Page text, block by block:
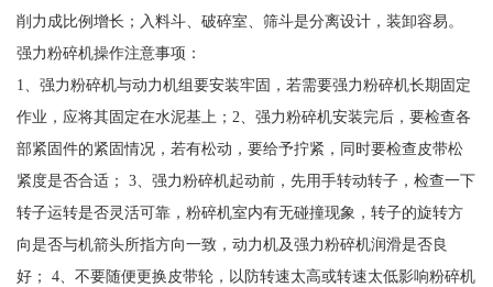
削力成比例增长；入料斗、破碎室、筛斗是分离设计，装卸容易。
强力粉碎机操作注意事项：
1、强力粉碎机与动力机组要安装牢固，若需要强力粉碎机长期固定
作业，应将其固定在水泥基上；2、强力粉碎机安装完后，要检查各
部紧固件的紧固情况，若有松动，要给予拧紧，同时要检查皮带松
紧度是否合适； 3、强力粉碎机起动前，先用手转动转子，检查一下
转子运转是否灵活可靠，粉碎机室内有无碰撞现象，转子的旋转方
向是否与机箭头所指方向一致，动力机及强力粉碎机润滑是否良
好； 4、不要随便更换皮带轮，以防转速太高或转速太低影响粉碎机